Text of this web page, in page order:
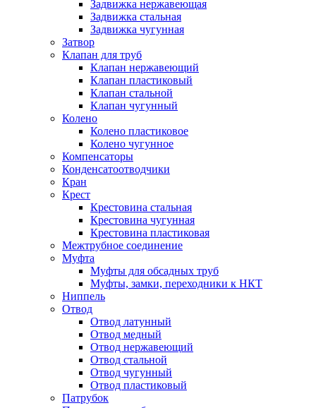
Задвижка нержавеющая
Задвижка стальная
Задвижка чугунная
Затвор
Клапан для труб
Клапан нержавеющий
Клапан пластиковый
Клапан стальной
Клапан чугунный
Колено
Колено пластиковое
Колено чугунное
Компенсаторы
Конденсатоотводчики
Кран
Крест
Крестовина стальная
Крестовина чугунная
Крестовина пластиковая
Межтрубное соединение
Муфта
Муфты для обсадных труб
Муфты, замки, переходники к НКТ
Ниппель
Отвод
Отвод латунный
Отвод медный
Отвод нержавеющий
Отвод стальной
Отвод чугунный
Отвод пластиковый
Патрубок